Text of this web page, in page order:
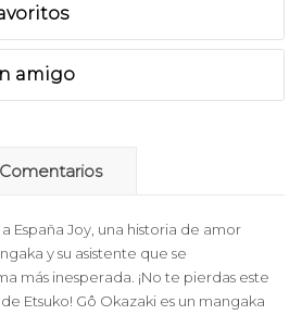
amigo
Comentarios
España Joy, una historia de amor
y su asistente que se
más inesperada. ¡No te pierdas este
Etsuko! Gô Okazaki es un mangaka